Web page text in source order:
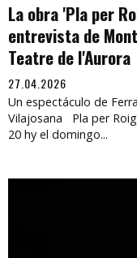
La obra 'Pla per
entrevista de
Teatre de l'Aurora
27.04.2026
Un espectáculo de
Vilajosana Pla per
20 hy el domingo...